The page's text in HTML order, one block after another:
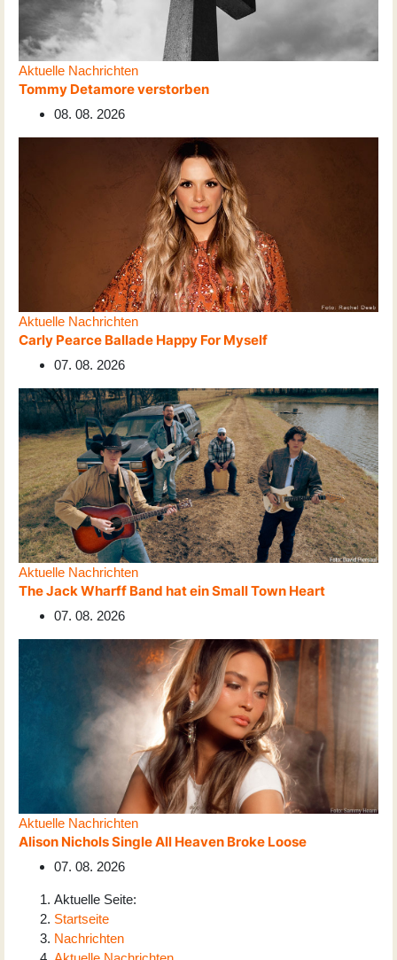
Aktuelle Nachrichten
Tommy Detamore verstorben
08. 08. 2026
Aktuelle Nachrichten
Carly Pearce Ballade Happy For Myself
07. 08. 2026
Aktuelle Nachrichten
The Jack Wharff Band hat ein Small Town Heart
07. 08. 2026
Aktuelle Nachrichten
Alison Nichols Single All Heaven Broke Loose
07. 08. 2026
Aktuelle Seite:
Startseite
Nachrichten